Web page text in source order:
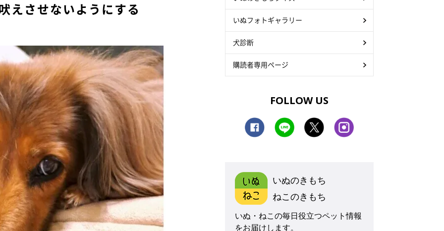
えさせないようにする
いぬフォトギャラリー
犬診断
購読者専用ページ
FOLLOW US
いぬのきもち
ねこのきもち
いぬ・ねこの毎日役立つペット情報
をお届けします。